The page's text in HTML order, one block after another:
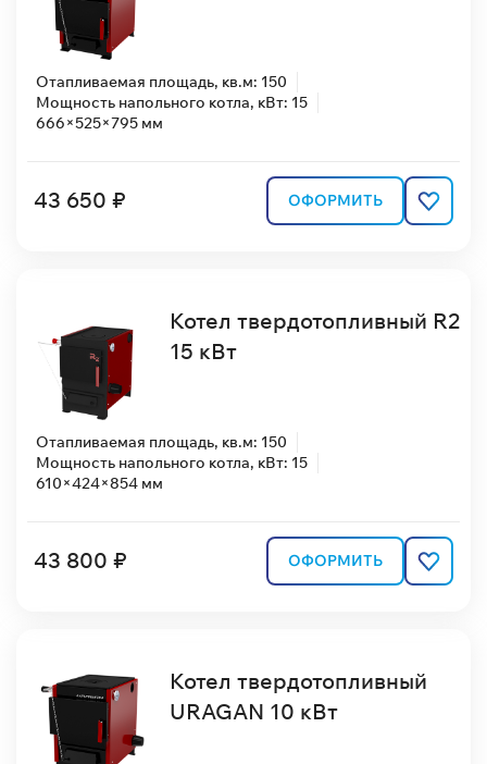
Отапливаемая площадь, кв.м: 150
Мощность напольного котла, кВт: 15
666×525×795 мм
43 650 ₽ ОФОРМИТЬ
Котел твердотопливный R2
15 кВт
Отапливаемая площадь, кв.м: 150
Мощность напольного котла, кВт: 15
610×424×854 мм
43 800 ₽ ОФОРМИТЬ
Котел твердотопливный
URAGAN 10 кВт